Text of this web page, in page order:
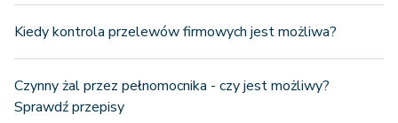
Kiedy kontrola przelewów firmowych jest możliwa?
Czynny żal przez pełnomocnika - czy jest możliwy?
Sprawdź przepisy